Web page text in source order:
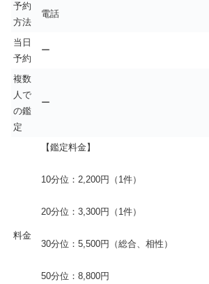
予約
方法
電話
当日
予約
ー
複数
人で
の鑑
定
ー
料金
【鑑定料金】
10分位：2,200円（1件）
20分位：3,300円（1件）
30分位：5,500円（総合、相性）
50分位：8,800円